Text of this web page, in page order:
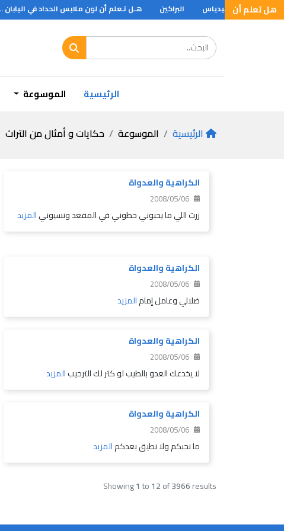
هل تعلم أن
وتمثال زفس لفيدياس البراكين هـل تـعلم أن لون ملابس الحداد في اليابان .. ؟
الرئيسية الموسوعة
الرئيسية الموسوعة حكايات و أمثال من التراث
الكراهية والعدواة
2008/05/06
زرت اللي ما يحبوني حطوني في المقعد ونسيونيالمزيد
الكراهية والعدواة
2008/05/06
ضلالي وعامل إمامالمزيد
الكراهية والعدواة
2008/05/06
لا يخدعك العدو بالطيب لو كثر لك الترحيبالمزيد
الكراهية والعدواة
2008/05/06
ما نحبكم ولا نطيق بعدكمالمزيد
Showing1 to12of3966results